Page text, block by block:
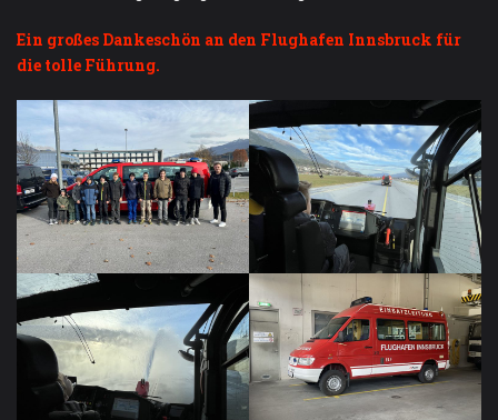
Ein großes Dankeschön an den Flughafen Innsbruck für
die tolle Führung.